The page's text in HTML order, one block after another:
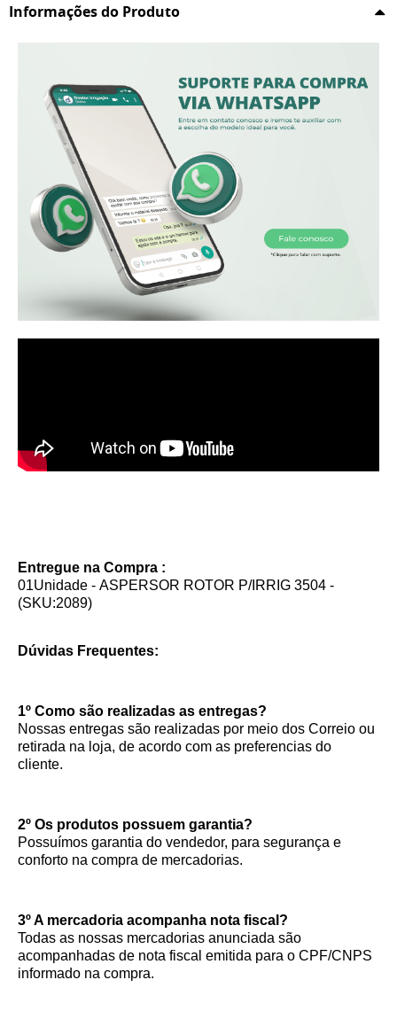
Informações do Produto
Entregue na Compra :
01Unidade - ASPERSOR ROTOR P/IRRIG 3504 -
(SKU:2089)
Dúvidas Frequentes:
1º Como são realizadas as entregas?
Nossas entregas são realizadas por meio dos Correio ou
retirada na loja, de acordo com as preferencias do
cliente.
2º Os produtos possuem garantia?
Possuímos garantia do vendedor, para segurança e
conforto na compra de mercadorias.
3º A mercadoria acompanha nota fiscal?
Todas as nossas mercadorias anunciada são
acompanhadas de nota fiscal emitida para o CPF/CNPS
informado na compra.